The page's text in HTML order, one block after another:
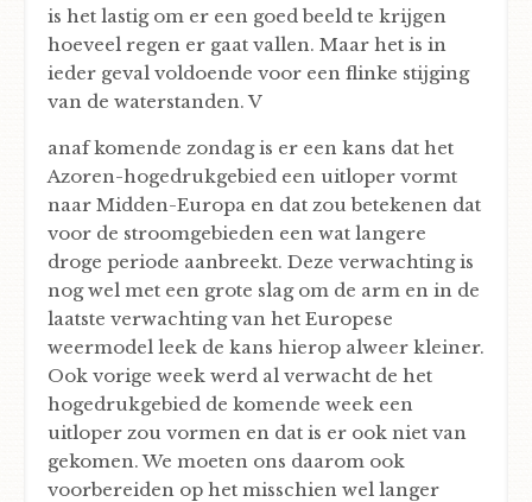
is het lastig om er een goed beeld te krijgen
hoeveel regen er gaat vallen. Maar het is in
ieder geval voldoende voor een flinke stijging
van de waterstanden. V
anaf komende zondag is er een kans dat het
Azoren-hogedrukgebied een uitloper vormt
naar Midden-Europa en dat zou betekenen dat
voor de stroomgebieden een wat langere
droge periode aanbreekt. Deze verwachting is
nog wel met een grote slag om de arm en in de
laatste verwachting van het Europese
weermodel leek de kans hierop alweer kleiner.
Ook vorige week werd al verwacht de het
hogedrukgebied de komende week een
uitloper zou vormen en dat is er ook niet van
gekomen. We moeten ons daarom ook
voorbereiden op het misschien wel langer